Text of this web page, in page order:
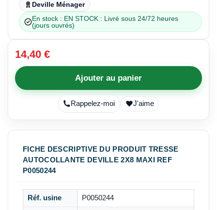
Deville Ménager
En stock : EN STOCK : Livré sous 24/72 heures
(jours ouvrés)
14,40 €
Ajouter au panier
Rappelez-moi J'aime
FICHE DESCRIPTIVE DU PRODUIT TRESSE
AUTOCOLLANTE DEVILLE 2X8 MAXI REF
P0050244
Réf. usine P0050244